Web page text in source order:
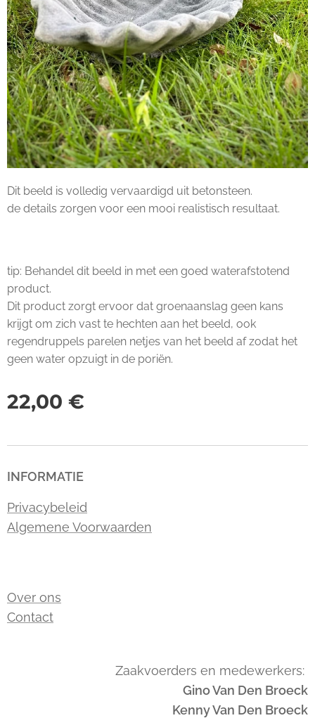
Dit beeld is volledig vervaardigd uit betonsteen.
de details zorgen voor een mooi realistisch resultaat.
tip: Behandel dit beeld in met een goed waterafstotend
product.
Dit product zorgt ervoor dat groenaanslag geen kans
krijgt om zich vast te hechten aan het beeld, ook
regendruppels parelen netjes van het beeld af zodat het
geen water opzuigt in de poriën.
22,00 €
INFORMATIE
Privacybeleid
Algemene Voorwaarden
Over ons
Contact
Zaakvoerders en medewerkers:
Gino Van Den Broeck
Kenny Van Den Broeck